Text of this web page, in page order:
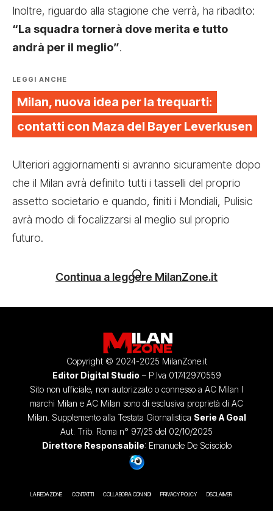
Inoltre, riguardo alla stagione che verrà, ha ribadito:
“La squadra tornerà dove merita e tutto
andrà per il meglio”.
LEGGI ANCHE
Milan, nuova idea per la trequarti:
contatti con Maza del Bayer Leverkusen
Ulteriori aggiornamenti si avranno sicuramente dopo
che il Milan avrà definito tutti i tasselli del proprio
assetto societario e quando, finiti i Mondiali, Pulisic
avrà modo di focalizzarsi al meglio sul proprio
futuro.
Continua a leggere MilanZone.it
Copyright © 2024-2025 MilanZone.it
Editor Digital Studio – P.Iva 01742970559
Sito non ufficiale, non autorizzato o connesso a AC Milan I
marchi Milan e AC Milan sono di esclusiva proprietà di AC
Milan. Supplemento alla Testata Giornalistica Serie A Goal
Aut. Trib. Roma n° 97/25 del 02/10/2025
Direttore Responsabile: Emanuele De Scisciolo
LA REDAZIONE CONTATTI COLLABORA CON NOI PRIVACY POLICY DISCLAIMER